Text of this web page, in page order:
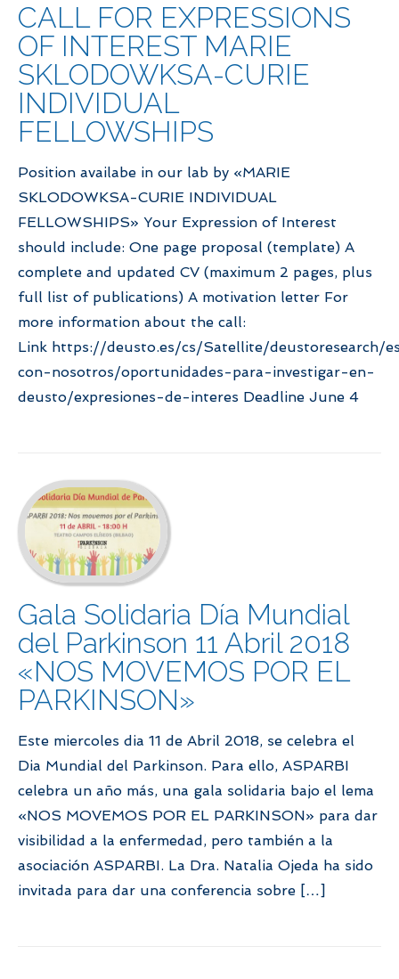
CALL FOR EXPRESSIONS
OF INTEREST MARIE
SKLODOWKSA-CURIE
INDIVIDUAL
FELLOWSHIPS
Position availabe in our lab by «MARIE
SKLODOWKSA-CURIE INDIVIDUAL
FELLOWSHIPS» Your Expression of Interest
should include: One page proposal (template) A
complete and updated CV (maximum 2 pages, plus
full list of publications) A motivation letter For
more information about the call:
Link https://deusto.es/cs/Satellite/deustoresearch/
con-nosotros/oportunidades-para-investigar-en-
deusto/expresiones-de-interes Deadline June 4
Gala Solidaria Día Mundial
del Parkinson 11 Abril 2018
«NOS MOVEMOS POR EL
PARKINSON»
Este miercoles dia 11 de Abril 2018, se celebra el
Dia Mundial del Parkinson. Para ello, ASPARBI
celebra un año más, una gala solidaria bajo el lema
«NOS MOVEMOS POR EL PARKINSON» para dar
visibilidad a la enfermedad, pero también a la
asociación ASPARBI. La Dra. Natalia Ojeda ha sido
invitada para dar una conferencia sobre […]